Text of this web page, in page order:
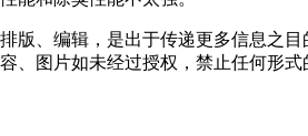
、编辑，是出于传递更多信息之
图片如未经过授权，禁止任何形式